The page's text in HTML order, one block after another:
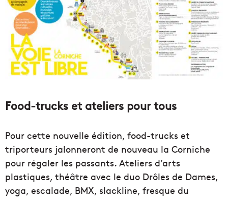
Food-trucks et ateliers pour tous
Pour cette nouvelle édition, food-trucks et
triporteurs jalonneront de nouveau la Corniche
pour régaler les passants. Ateliers d’arts
plastiques, théâtre avec le duo Drôles de Dames,
yoga, escalade, BMX, slackline, fresque du